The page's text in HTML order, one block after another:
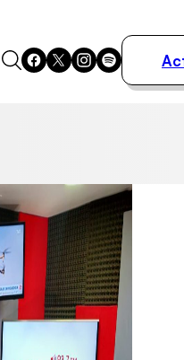
Podcasts
Destacados